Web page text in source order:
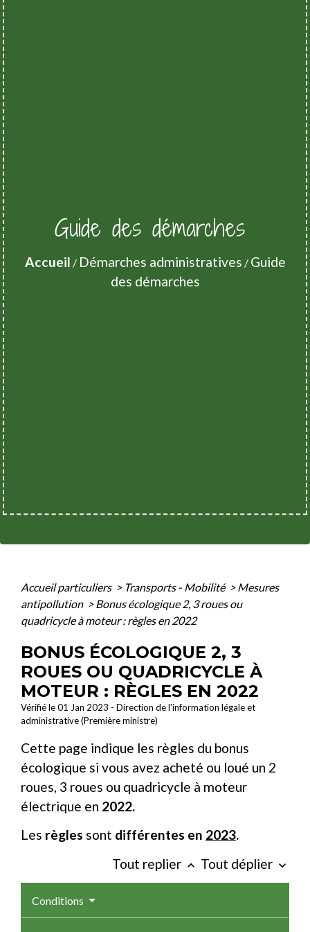
Guide des démarches
Accueil / Démarches administratives / Guide
des démarches
Accueil particuliers > Transports - Mobilité > Mesures
antipollution > Bonus écologique 2, 3 roues ou
quadricycle à moteur : règles en 2022
BONUS ÉCOLOGIQUE 2, 3
ROUES OU QUADRICYCLE À
MOTEUR : RÈGLES EN 2022
Vérifié le 01 Jan 2023 - Direction de l'information légale et
administrative (Première ministre)
Cette page indique les règles du bonus
écologique si vous avez acheté ou loué un 2
roues, 3 roues ou quadricycle à moteur
électrique en 2022.
Les règles sont différentes en 2023.
Tout replier keyboard_arrow_up Tout déplier keyboard_arrow_down
Conditions